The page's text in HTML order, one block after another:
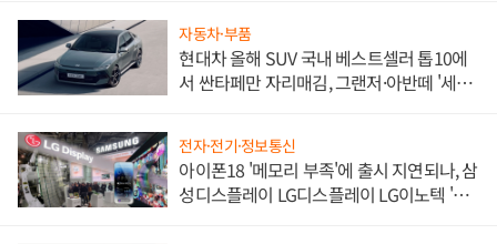
자동차·부품
현대차 올해 SUV 국내 베스트셀러 톱10에
서 싼타페만 자리매김, 그랜저·아반떼 '세단
전자·전기·정보통신
아이폰18 '메모리 부족'에 출시 지연되나, 삼
성디스플레이 LG디스플레이 LG이노텍 '탈